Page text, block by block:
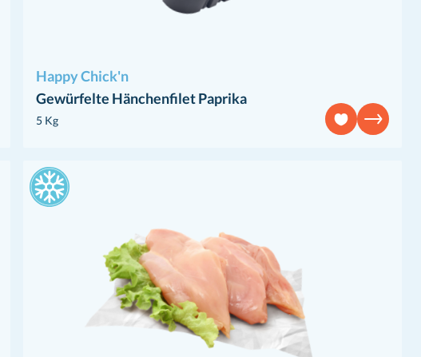
Happy Chick'n
Gewürfelte Hänchenfilet Paprika
5 Kg